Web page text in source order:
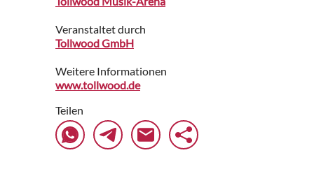
Veranstaltet durch
Tollwood GmbH
Weitere Informationen
www.tollwood.de
Teilen